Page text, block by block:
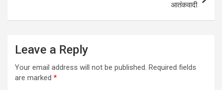
आतंकवादी
Leave a Reply
Your email address will not be published. Required fields
are marked *